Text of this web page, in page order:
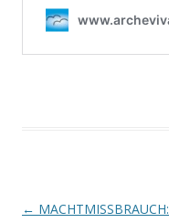
Beitrags-
← MACHTMISSBRAUCH: